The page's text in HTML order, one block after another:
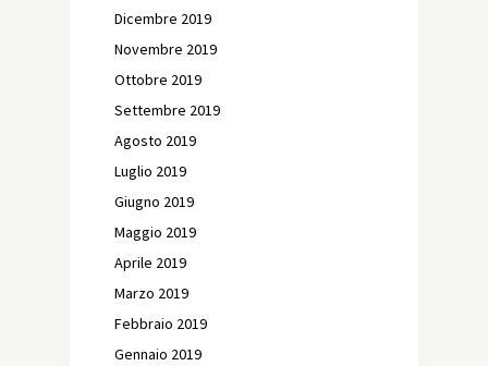
Dicembre 2019
Novembre 2019
Ottobre 2019
Settembre 2019
Agosto 2019
Luglio 2019
Giugno 2019
Maggio 2019
Aprile 2019
Marzo 2019
Febbraio 2019
Gennaio 2019